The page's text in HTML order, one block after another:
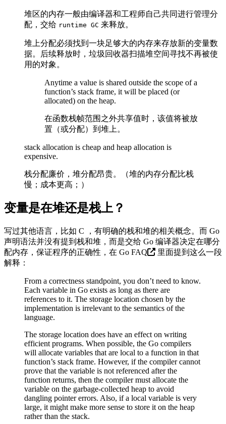
堆区的内存一般由编译器和工程师自己共同进行管理分
配，交给 runtime GC 来释放。
堆上分配必须找到一块足够大的内存来存放新的变量数
据。后续释放时，垃圾回收器扫描堆空间寻找不再被使
用的对象。
Anytime a value is shared outside the scope of a
function’s stack frame, it will be placed (or
allocated) on the heap.
在函数栈帧范围之外共享值时，该值将被放
置（或分配）到堆上。
stack allocation is cheap and heap allocation is
expensive.
栈分配廉价，堆分配昂贵。（堆的内存分配比栈
慢；成本更高；）
变量是在堆还是栈上？
写过其他语言，比如 C ，有明确的栈和堆的相关概念。而 Go
声明语法并没有提到栈和堆，而是交给 Go 编译器决定在哪分
配内存，保证程序的正确性，在 Go FAQ
里面提到这么一段
解释：
From a correctness standpoint, you don’t need to know.
Each variable in Go exists as long as there are
references to it. The storage location chosen by the
implementation is irrelevant to the semantics of the
language.
The storage location does have an effect on writing
efficient programs. When possible, the Go compilers
will allocate variables that are local to a function in that
function’s stack frame. However, if the compiler cannot
prove that the variable is not referenced after the
function returns, then the compiler must allocate the
variable on the garbage-collected heap to avoid
dangling pointer errors. Also, if a local variable is very
large, it might make more sense to store it on the heap
rather than the stack.